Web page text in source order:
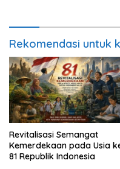
Rekomendasi untuk
Revitalisasi Semangat
Kemerdekaan pada Usia
81 Republik Indonesia